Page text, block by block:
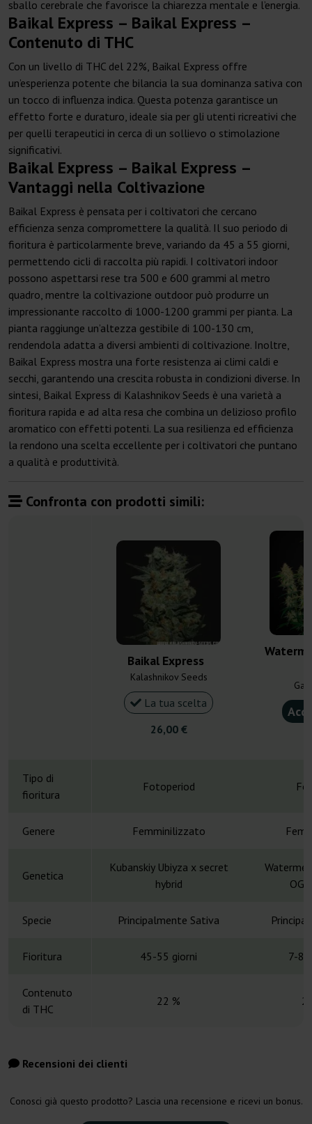
sballo cerebrale che favorisce la chiarezza mentale e l’energia.
Baikal Express – Baikal Express –
Contenuto di THC
Con un livello di THC del 22%, Baikal Express offre
un’esperienza potente che bilancia la sua dominanza sativa con
un tocco di influenza indica. Questa potenza garantisce un
effetto forte e duraturo, ideale sia per gli utenti ricreativi che
per quelli terapeutici in cerca di un sollievo o stimolazione
significativi.
Baikal Express – Baikal Express –
Vantaggi nella Coltivazione
Baikal Express è pensata per i coltivatori che cercano
efficienza senza compromettere la qualità. Il suo periodo di
fioritura è particolarmente breve, variando da 45 a 55 giorni,
permettendo cicli di raccolta più rapidi. I coltivatori indoor
possono aspettarsi rese tra 500 e 600 grammi al metro
quadro, mentre la coltivazione outdoor può produrre un
impressionante raccolto di 1000-1200 grammi per pianta. La
pianta raggiunge un’altezza gestibile di 100-130 cm,
rendendola adatta a diversi ambienti di coltivazione. Inoltre,
Baikal Express mostra una forte resistenza ai climi caldi e
secchi, garantendo una crescita robusta in condizioni diverse. In
sintesi, Baikal Express di Kalashnikov Seeds è una varietà a
fioritura rapida e ad alta resa che combina un delizioso profilo
aromatico con effetti potenti. La sua resilienza ed efficienza
la rendono una scelta eccellente per i coltivatori che puntano
a qualità e produttività.
Confronta con prodotti simili:
Baikal Express
Kalashnikov Seeds
La tua scelta
26,00 €
Tipo di
fioritura
Fotoperiod
Genere Femminilizzato
Genetica
Kubanskiy Ubiyza x secret
hybrid
OG
Specie Principalmente Sativa
Fioritura 45-55 giorni 7-8
Contenuto
di THC
22 %
Recensioni dei clienti
Conosci già questo prodotto? Lascia una recensione e ricevi un bonus.